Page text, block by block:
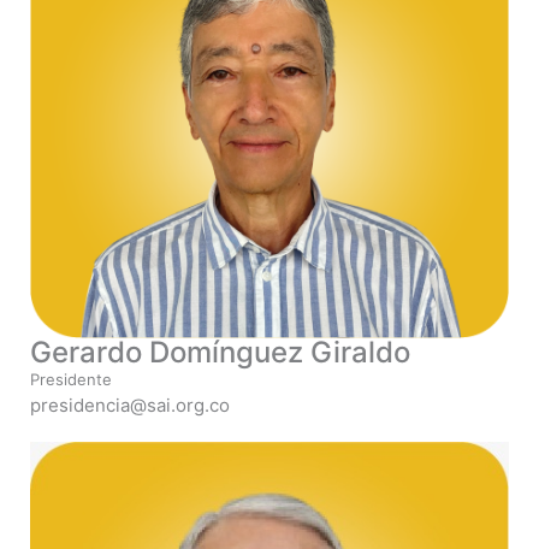
Gerardo Domínguez Giraldo
Presidente
presidencia@sai.org.co